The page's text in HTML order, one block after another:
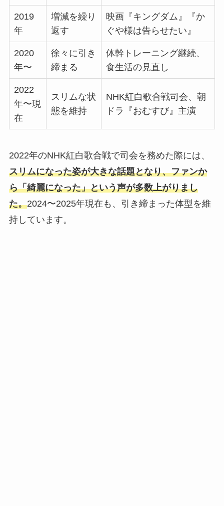
2019
年
増減を繰り
返す
映画『キングダム』『か
ぐや様は告らせたい』
2020
年〜
徐々に引き
締まる
体幹トレーニング継続、
食生活の見直し
2022
年〜現
在
スリムな状
態を維持
NHK紅白歌合戦司会、朝
ドラ『おむすび』主演
2022年のNHK紅白歌合戦で司会を務めた際には、
スリムになった姿が大きな話題となり、ファンか
ら「綺麗になった」という声が多数上がりまし
た。2024〜2025年現在も、引き締まった体型を維
持しています。